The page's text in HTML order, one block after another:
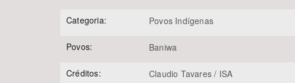
Categoria: Povos Indígenas
Povos: Baniwa
Créditos: Claudio Tavares / ISA